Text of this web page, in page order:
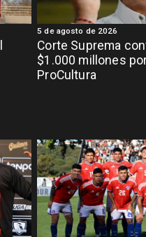
Corte Suprema
$1.000 millones
ProCultura
5 de agosto de 2026